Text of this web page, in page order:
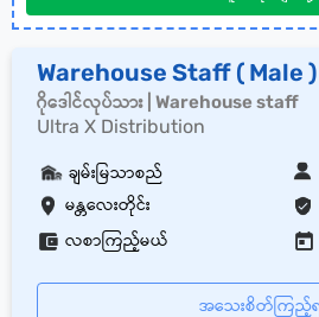
Warehouse Staff ( Male )
ဂိုဒေါင်လုပ်သား | Warehouse staff
Ultra X Distribution
မန္တလေးတိုင်း
ချမ်းမြသာစည်
လစာကြည့်မယ်
အသေးစိတ်ကြည့်